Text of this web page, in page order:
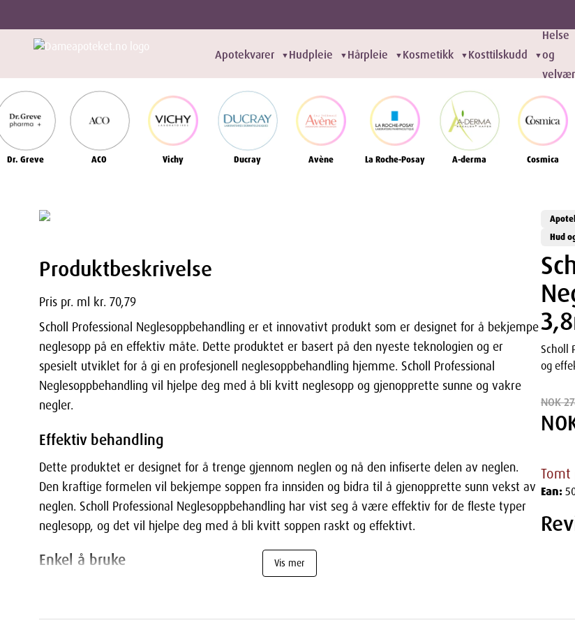
Apotekvarer ▼ Hudpleie ▼ Hårpleie ▼ Kosmetikk ▼ Kosttilskudd ▼
Helse
og
Dr. Greve ACO Vichy Ducray Avène La Roche-Posay A-derma Cosmica
Produktbeskrivelse
Pris pr. ml kr. 70,79
Scholl Professional Neglesoppbehandling er et innovativt produkt som er designet for å bekjempe
neglesopp på en effektiv måte. Dette produktet er basert på den nyeste teknologien og er
spesielt utviklet for å gi en profesjonell neglesoppbehandling hjemme. Scholl Professional
Neglesoppbehandling vil hjelpe deg med å bli kvitt neglesopp og gjenopprette sunne og vakre
negler.
Effektiv behandling
Dette produktet er designet for å trenge gjennom neglen og nå den infiserte delen av neglen.
Den kraftige formelen vil bekjempe soppen fra innsiden og bidra til å gjenopprette sunn vekst av
neglen. Scholl Professional Neglesoppbehandling har vist seg å være effektiv for de fleste typer
neglesopp, og det vil hjelpe deg med å bli kvitt soppen raskt og effektivt.
Enkel å bruke Vis mer
Hud
Scholl
og
NOK
Tomt
Ean: